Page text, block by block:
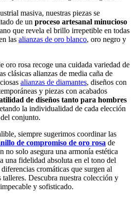
masiva, nuestras piezas se
de un proceso artesanal minucioso
que revela el brillo irrepetible en todas
las alianzas de oro blanco, oro negro y
oro rosa recoge una cuidada variedad de
clásicas alianzas de media caña de
alianzas de diamantes, diseños con
y piezas con acabados
de diseños tanto para hombres
la individualidad de cada elección
conjunto.
siempre sugerimos coordinar las
de compromiso de oro rosa de
no solo asegura una armonía estética
una fidelidad absoluta en el tono del
cromáticas que surgen al
talleres. Descubra nuestra colección y
y sofisticado.